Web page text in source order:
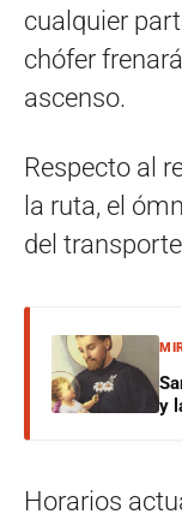
cualquier
chófer
ascenso.
Respecto al
la ruta, el
del
y
Horarios